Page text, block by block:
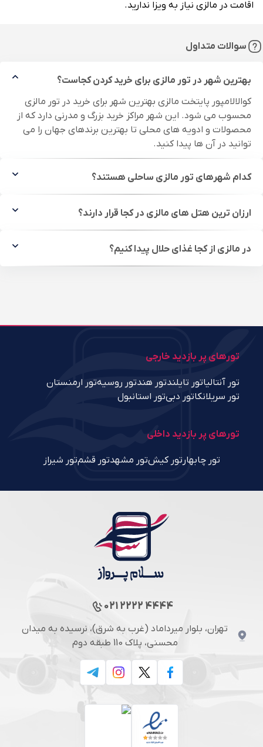
اقامت در مالزی نیاز به ویزا ندارید.
سوالات متداول
بهترین شهر در تور مالزی برای خرید کردن کجاست؟
کوالالامپور پایتخت مالزی بهترین شهر برای خرید در تور مالزی
محسوب می شود. این شهر مراکز خرید بزرگ و مدرنی دارد که از
محصولات و ادویه های محلی تا بهترین برندهای جهان را می
توانید در آن ها پیدا کنید.
کدام شهرهای تور مالزی ساحلی هستند؟
ارزان ترین هتل های مالزی در کجا قرار دارند؟
در مالزی از کجا غذای حلال پیدا کنیم؟
تورهای پر بازدید خارجی
تور آنتالیاتور تایلندتور هندتور روسیهتور ارمنستان
تور سریلانکاتور دبیتور استانبول
تورهای پر بازدید داخلی
تور چابهار تور کیشتور مشهدتور قشمتور شیراز
021 2222 4444
تهران، بلوار میرداماد (غرب به شرق)، نرسیده به میدان
محسنی، پلاک 110 طبقه دوم